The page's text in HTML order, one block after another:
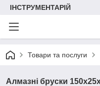
ІНСТРУМЕНТАРІЙ
Товари та послуги
Алмазні бруски